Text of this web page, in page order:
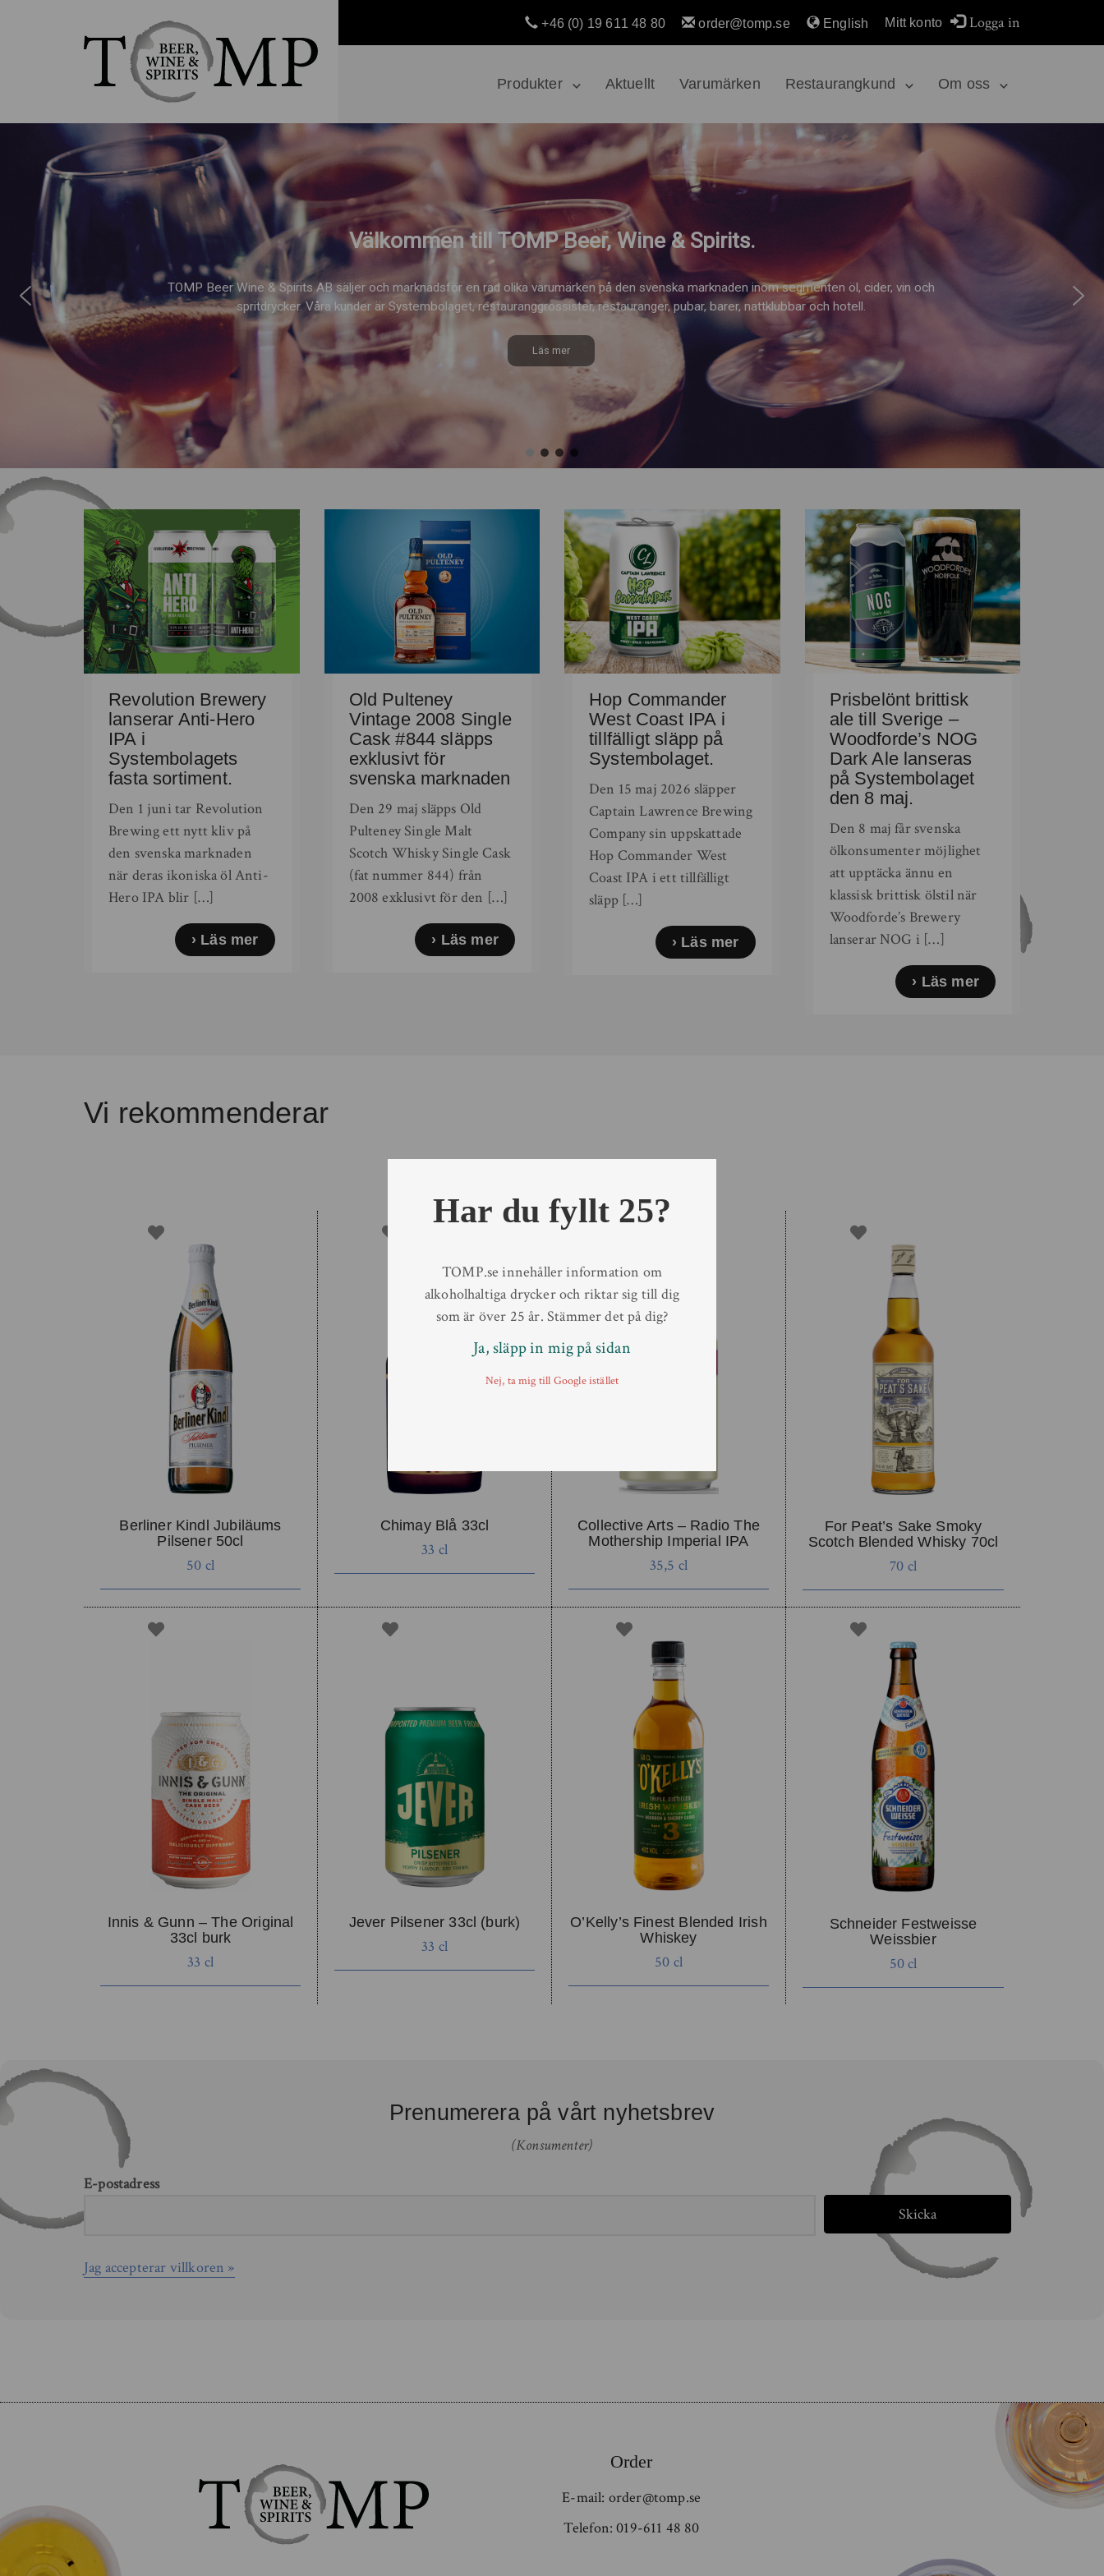
Produkter Aktuellt Varumärken Restaurangkund Om oss
+46 (0) 19 611 48 80 order@tomp.se English Mitt konto Logga in
Välkommen till TOMP Beer, Wine & Spirits.
Läs mer
TOMP Beer Wine & Spirits AB säljer och marknadsför en rad olika varumärken på den svenska marknaden inom segmenten öl, cider, vin och
spritdrycker. Våra kunder är Systembolaget, restauranggrossister, restauranger, pubar, barer, nattklubbar och hotell.
Revolution Brewery
lanserar Anti-Hero
IPA i
Systembolagets
fasta sortiment.
Den 1 juni tar Revolution
Brewing ett nytt kliv på
den svenska marknaden
när deras ikoniska öl Anti-
Hero IPA blir […]
Läs mer
Old Pulteney
Vintage 2008 Single
Cask #844 släpps
exklusivt för
svenska marknaden
Den 29 maj släpps Old
Pulteney Single Malt
Scotch Whisky Single Cask
(fat nummer 844) från
2008 exklusivt för den […]
Läs mer
Hop Commander
West Coast IPA i
tillfälligt släpp på
Systembolaget.
Den 15 maj 2026 släpper
Captain Lawrence Brewing
Company sin uppskattade
Hop Commander West
Coast IPA i ett tillfälligt
släpp […]
Läs mer
Prisbelönt brittisk
ale till Sverige –
Woodforde’s NOG
Dark Ale lanseras
på Systembolaget
den 8 maj.
Den 8 maj får svenska
ölkonsumenter möjlighet
att upptäcka ännu en
klassisk brittisk ölstil när
Woodforde’s Brewery
lanserar NOG i […]
Läs mer
Vi rekommenderar
Berliner Kindl Jubiläums
Pilsener 50cl
50 cl
Chimay Blå 33cl
33 cl
Collective Arts – Radio The
Mothership Imperial IPA
35,5 cl
For Peat’s Sake Smoky
Scotch Blended Whisky 70cl
70 cl
Innis & Gunn – The Original
33cl burk
33 cl
Jever Pilsener 33cl (burk)
33 cl
O’Kelly’s Finest Blended Irish
Whiskey
50 cl
Schneider Festweisse
Weissbier
50 cl
Prenumerera på vårt nyhetsbrev
(Konsumenter)
E-postadress
Skicka
Jag accepterar villkoren »
Order
E-mail: order@tomp.se
Telefon:019-611 48 80
Har du fyllt 25?
TOMP.se innehåller information om
alkoholhaltiga drycker och riktar sig till dig
som är över 25 år. Stämmer det på dig?
Ja, släpp in mig på sidan
Nej, ta mig till Google istället